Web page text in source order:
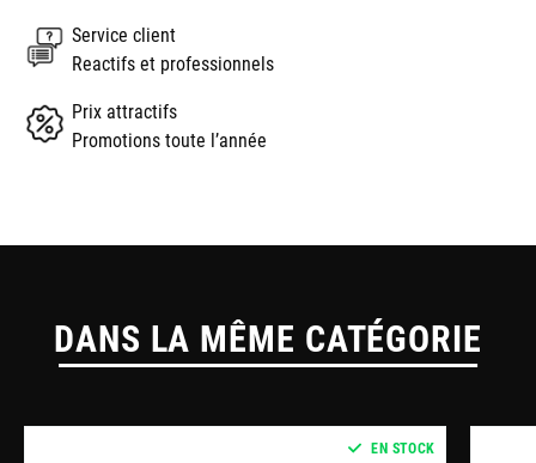
Service client
Reactifs et professionnels
Prix attractifs
Promotions toute l’année
DANS LA MÊME CATÉGORIE
EN STOCK